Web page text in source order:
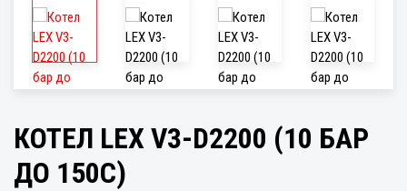
КОТЕЛ LEX V3-D2200 (10 БАР
ДО 150С)